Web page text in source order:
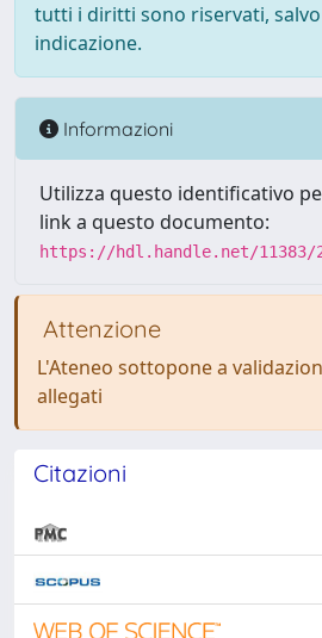
tutti i diritti sono riservati,
indicazione.
Informazioni
Utilizza questo identificativo
link a questo documento:
https://hdl.handle.net/11383/
Attenzione
L'Ateneo sottopone a
allegati
Citazioni